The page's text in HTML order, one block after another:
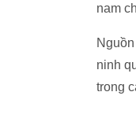
nam
ninh
trong